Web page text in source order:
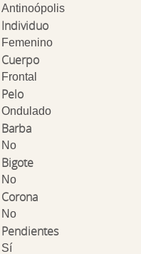
Antinoópolis
Individuo
Femenino
Cuerpo
Frontal
Pelo
Ondulado
Barba
No
Bigote
No
Corona
No
Pendientes
Sí